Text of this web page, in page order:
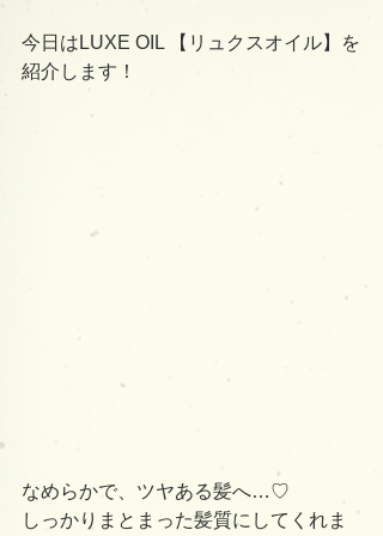
今日はLUXE OIL 【リュクスオイル】を
紹介します！
なめらかで、ツヤある髪へ…♡
しっかりまとまった髪質にしてくれま